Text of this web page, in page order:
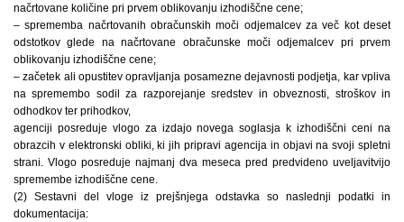
načrtovane količine pri prvem oblikovanju izhodiščne cene;
– sprememba načrtovanih obračunskih moči odjemalcev za več kot deset
odstotkov glede na načrtovane obračunske moči odjemalcev pri prvem
oblikovanju izhodiščne cene;
– začetek ali opustitev opravljanja posamezne dejavnosti podjetja, kar vpliva
na spremembo sodil za razporejanje sredstev in obveznosti, stroškov in
odhodkov ter prihodkov,
agenciji posreduje vlogo za izdajo novega soglasja k izhodiščni ceni na
obrazcih v elektronski obliki, ki jih pripravi agencija in objavi na svoji spletni
strani. Vlogo posreduje najmanj dva meseca pred predvideno uveljavitvijo
spremembe izhodiščne cene.
(2) Sestavni del vloge iz prejšnjega odstavka so naslednji podatki in
dokumentacija: